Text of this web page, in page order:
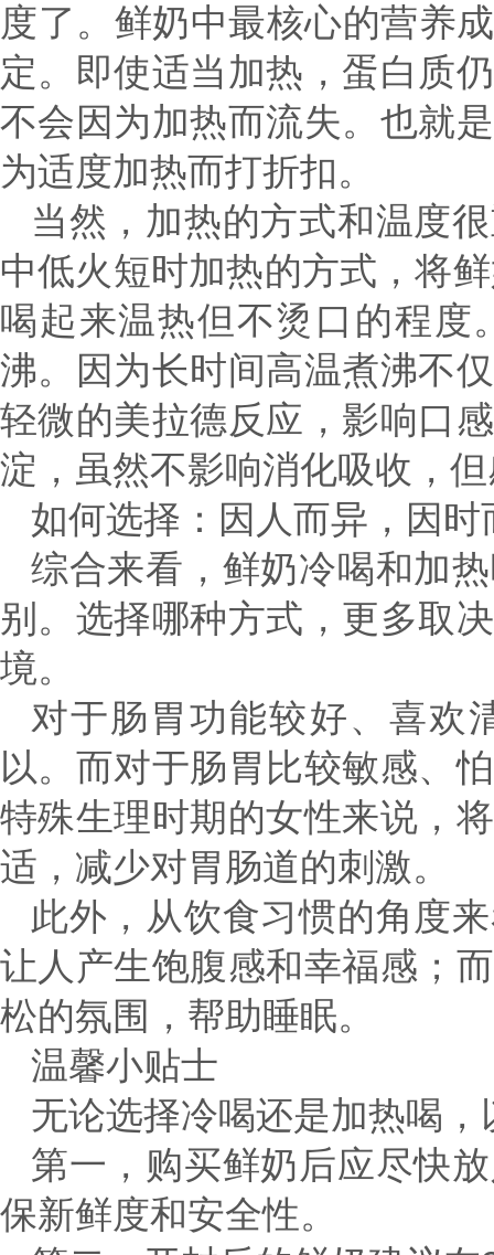
度了。鲜奶中最核心的营养
定。即使适当加热，蛋白质
不会因为加热而流失。也就
为适度加热而打折扣。
当然，加热的方式和温度
中低火短时加热的方式，将
喝起来温热但不烫口的程度
沸。因为长时间高温煮沸不
轻微的美拉德反应，影响口
淀，虽然不影响消化吸收，
如何选择：因人而异，因时
综合来看，鲜奶冷喝和加
别。选择哪种方式，更多取
境。
对于肠胃功能较好、喜欢
以。而对于肠胃比较敏感、
特殊生理时期的女性来说，
适，减少对胃肠道的刺激。
此外，从饮食习惯的角度
让人产生饱腹感和幸福感；
松的氛围，帮助睡眠。
温馨小贴士
无论选择冷喝还是加热喝
第一，购买鲜奶后应尽快
保新鲜度和安全性。